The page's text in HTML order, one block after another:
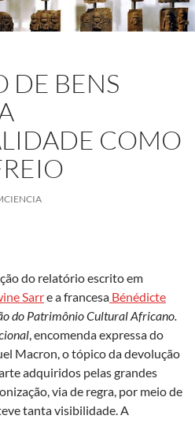
DE BENS
COMO
do relatório escrito em
Sarre a francesa Bénédicte
do Patrimônio Cultural Africano.
, encomenda expressa do
Macron, o tópico da devolução
adquiridos pelas grandes
via de regra, por meio de
tanta visibilidade. A